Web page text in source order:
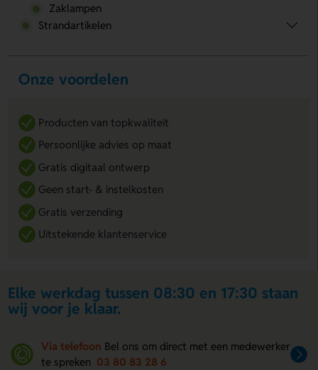
Zaklampen
Strandartikelen
Onze voordelen
Producten van topkwaliteit
Persoonlijke advies op maat
Gratis digitaal ontwerp
Geen start- & instelkosten
Gratis verzending
Uitstekende klantenservice
Elke werkdag tussen 08:30 en 17:30 staan
wij voor je klaar.
Via telefoon Bel ons om direct met een medewerker
te spreken 03 80 83 28 6